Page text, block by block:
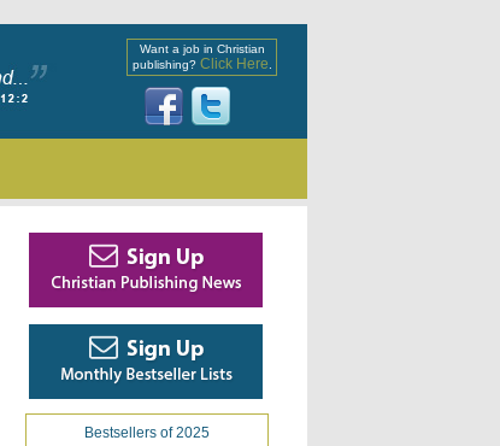
Want a job in Christian
publishing? Click Here
Bestsellers of 2025